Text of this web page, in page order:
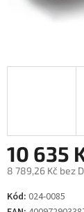
10 635
8 789,26 Kč bez
Měrná
cena:
Kód: 024-0085